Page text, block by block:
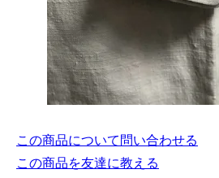
この商品について問い合わせる
この商品を友達に教える